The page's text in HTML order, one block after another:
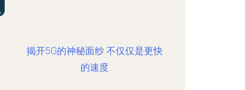
揭开5G的神秘面纱 不仅仅是更快
的速度